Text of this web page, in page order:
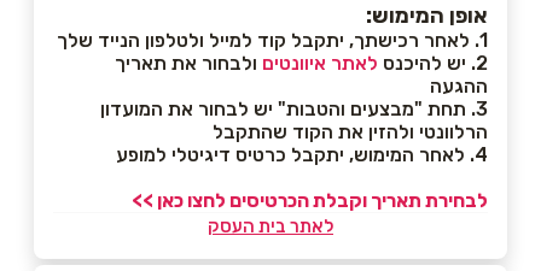
אופן המימוש:
1. לאחר רכישתך, יתקבל קוד למייל ולטלפון הנייד שלך
2. יש להיכנס
לאתר איוונטים ולבחור את תאריך
ההגעה
3. תחת "מבצעים והטבות" יש לבחור את המועדון
הרלוונטי ולהזין את הקוד שהתקבל
4. לאחר המימוש, יתקבל כרטיס דיגיטלי למופע
לבחירת תאריך וקבלת הכרטיסים לחצו כאן >>
לאתר בית העסק